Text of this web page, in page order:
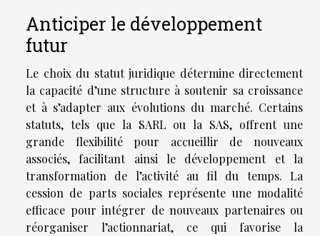
Anticiper le développement
futur
Le choix du statut juridique détermine directement
la capacité d’une structure à soutenir sa croissance
et à s’adapter aux évolutions du marché. Certains
statuts, tels que la SARL ou la SAS, offrent une
grande flexibilité pour accueillir de nouveaux
associés, facilitant ainsi le développement et la
transformation de l’activité au fil du temps. La
cession de parts sociales représente une modalité
efficace pour intégrer de nouveaux partenaires ou
réorganiser l’actionnariat, ce qui favorise la